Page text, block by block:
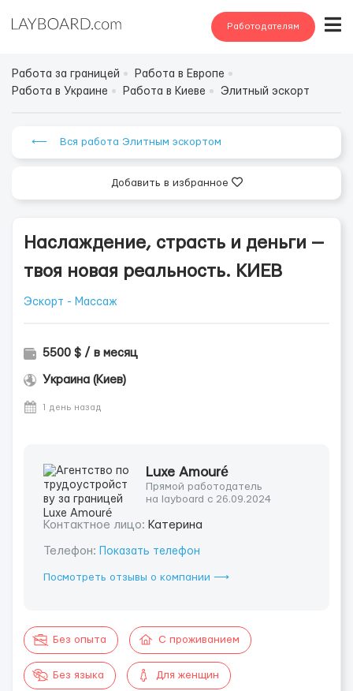
Работодателям
Работа за границей
Работа в Европе
Работа в Украине
Работа в Киеве Элитный эскорт
⟵ Вся работа Элитным эскортом
Добавить в избранное
Наслаждение, страсть и деньги —
твоя новая реальность. КИЕВ
Эскорт - Массаж
5500 $ / в месяц
Украина (Киев)
1 день назад
Luxe Amouré
Прямой работодатель
на layboard с 26.09.2024
Контактное лицо: Катерина
Телефон: Показать телефон
Посмотреть отзывы о компании ⟶
Без опыта С проживанием
Без языка Для женщин